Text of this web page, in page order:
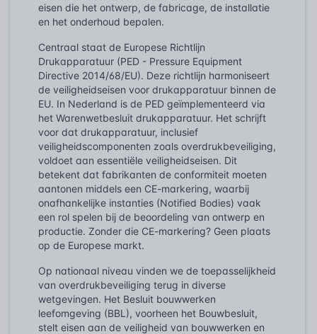
eisen die het ontwerp, de fabricage, de installatie
en het onderhoud bepalen.
Centraal staat de Europese Richtlijn
Drukapparatuur (PED - Pressure Equipment
Directive 2014/68/EU). Deze richtlijn harmoniseert
de veiligheidseisen voor drukapparatuur binnen de
EU. In Nederland is de PED geïmplementeerd via
het Warenwetbesluit drukapparatuur. Het schrijft
voor dat drukapparatuur, inclusief
veiligheidscomponenten zoals overdrukbeveiliging,
voldoet aan essentiële veiligheidseisen. Dit
betekent dat fabrikanten de conformiteit moeten
aantonen middels een CE-markering, waarbij
onafhankelijke instanties (Notified Bodies) vaak
een rol spelen bij de beoordeling van ontwerp en
productie. Zonder die CE-markering? Geen plaats
op de Europese markt.
Op nationaal niveau vinden we de toepasselijkheid
van overdrukbeveiliging terug in diverse
wetgevingen. Het Besluit bouwwerken
leefomgeving (BBL), voorheen het Bouwbesluit,
stelt eisen aan de veiligheid van bouwwerken en